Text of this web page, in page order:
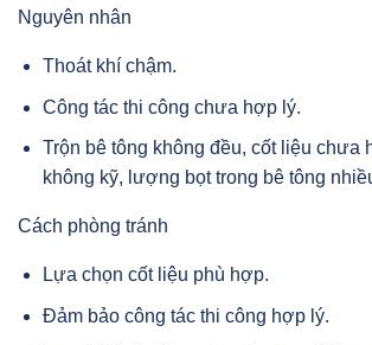
Nguyên nhân
Thoát khí chậm.
Công tác thi công chưa hợp lý.
Trộn bê tông không đều, cốt liệu chưa
không kỹ, lượng bọt trong bê tông
Cách phòng tránh
Lựa chọn cốt liệu phù hợp.
Đảm bảo công tác thi công hợp lý.